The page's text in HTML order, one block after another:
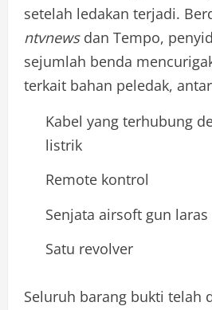
setelah ledakan terjadi.
ntvnewsdan Tempo,
sejumlah benda
terkait bahan peledak,
Kabel yang terhubung
listrik
Remote kontrol
Senjata airsoft gun
Satu revolver
Seluruh barang bukti telah